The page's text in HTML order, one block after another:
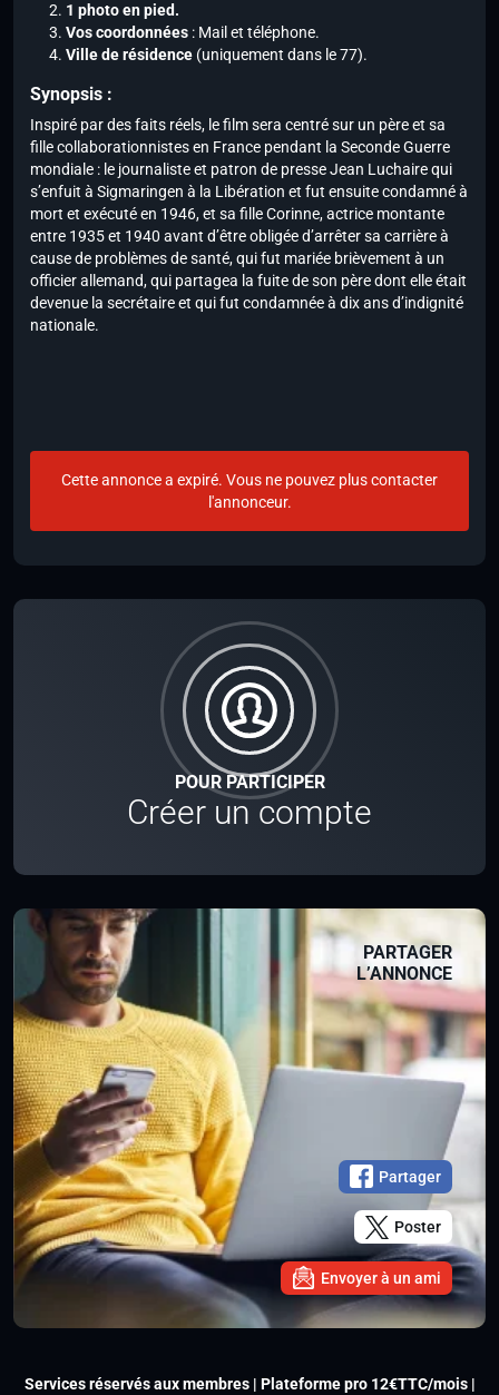
POUR PARTICIPER
Créer un compte
PARTAGER
L’ANNONCE
Partager
Poster
Envoyer à un ami
1 photo en pied.
Vos coordonnées : Mail et téléphone.
Ville de résidence (uniquement dans le 77).
Synopsis :
Inspiré par des faits réels, le film sera centré sur un père et sa
fille collaborationnistes en France pendant la Seconde Guerre
mondiale : le journaliste et patron de presse Jean Luchaire qui
s’enfuit à Sigmaringen à la Libération et fut ensuite condamné à
mort et exécuté en 1946, et sa fille Corinne, actrice montante
entre 1935 et 1940 avant d’être obligée d’arrêter sa carrière à
cause de problèmes de santé, qui fut mariée brièvement à un
officier allemand, qui partagea la fuite de son père dont elle était
devenue la secrétaire et qui fut condamnée à dix ans d’indignité
nationale.
Cette annonce a expiré. Vous ne pouvez plus contacter
l'annonceur.
Services réservés aux membres | Plateforme pro 12€TTC/mois |